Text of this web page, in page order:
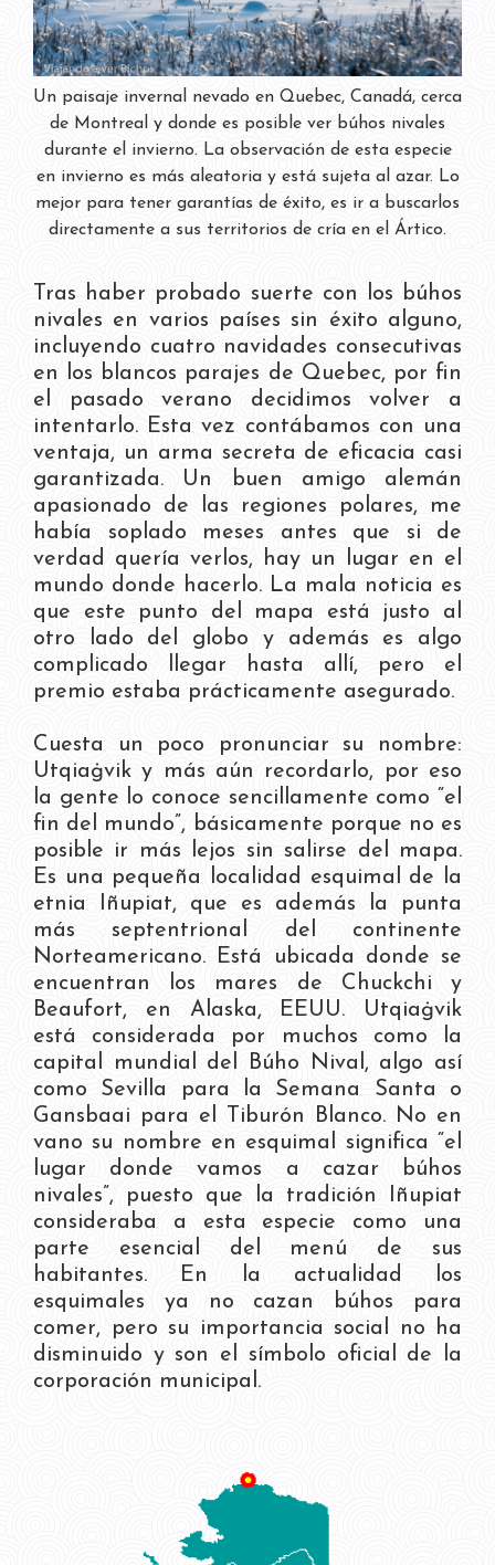
Un paisaje invernal nevado en Quebec, Canadá, cerca
de Montreal y donde es posible ver búhos nivales
durante el invierno. La observación de esta especie
en invierno es más aleatoria y está sujeta al azar. Lo
mejor para tener garantías de éxito, es ir a buscarlos
directamente a sus territorios de cría en el Ártico.
Tras haber probado suerte con los búhos
nivales en varios países sin éxito alguno,
incluyendo cuatro navidades consecutivas
en los blancos parajes de Quebec, por fin
el pasado verano decidimos volver a
intentarlo. Esta vez contábamos con una
ventaja, un arma secreta de eficacia casi
garantizada. Un buen amigo alemán
apasionado de las regiones polares, me
había soplado meses antes que si de
verdad quería verlos, hay un lugar en el
mundo donde hacerlo. La mala noticia es
que este punto del mapa está justo al
otro lado del globo y además es algo
complicado llegar hasta allí, pero el
premio estaba prácticamente asegurado.
Cuesta un poco pronunciar su nombre:
Utqiaġvik y más aún recordarlo, por eso
la gente lo conoce sencillamente como “el
fin del mundo”, básicamente porque no es
posible ir más lejos sin salirse del mapa.
Es una pequeña localidad esquimal de la
etnia Iñupiat, que es además la punta
más septentrional del continente
Norteamericano. Está ubicada donde se
encuentran los mares de Chuckchi y
Beaufort, en Alaska, EEUU. Utqiaġvik
está considerada por muchos como la
capital mundial del Búho Nival, algo así
como Sevilla para la Semana Santa o
Gansbaai para el Tiburón Blanco. No en
vano su nombre en esquimal significa “el
lugar donde vamos a cazar búhos
nivales”, puesto que la tradición Iñupiat
consideraba a esta especie como una
parte esencial del menú de sus
habitantes. En la actualidad los
esquimales ya no cazan búhos para
comer, pero su importancia social no ha
disminuido y son el símbolo oficial de la
corporación municipal.